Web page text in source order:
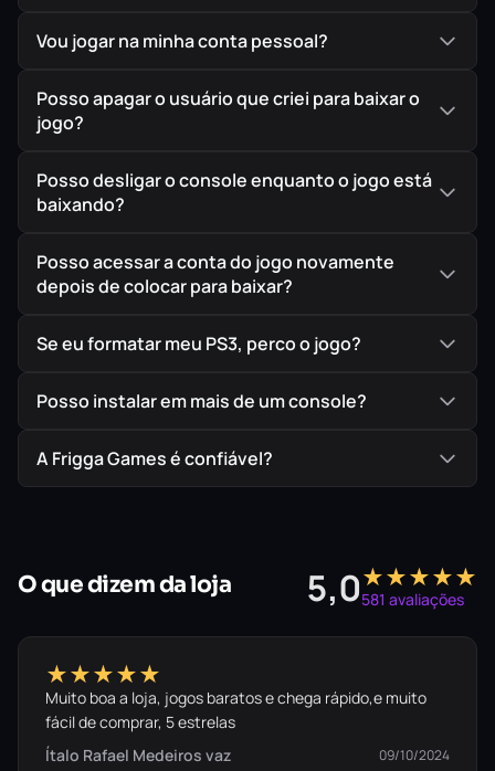
Vou jogar na minha conta pessoal?
Posso apagar o usuário que criei para baixar o
jogo?
Posso desligar o console enquanto o jogo está
baixando?
Posso acessar a conta do jogo novamente
depois de colocar para baixar?
Se eu formatar meu PS3, perco o jogo?
Posso instalar em mais de um console?
A Frigga Games é confiável?
O que dizem da loja 5,0★★★★★
581 avaliações
★★★★★
Muito boa a loja, jogos baratos e chega rápido,e muito
fácil de comprar, 5 estrelas
Ítalo Rafael Medeiros vaz
09/10/2024